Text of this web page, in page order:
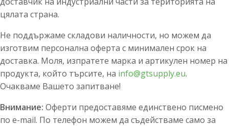
цялата страна.
Не поддържаме складови наличности, но можем да
изготвим персонална оферта с минимален срок на
доставка. Моля, изпратете марка и артикулен номер на
продукта, който търсите, на info@gtsupply.eu.
Очакваме Вашето запитване!
Внимание: Оферти предоставяме единствено писмено
по e-mail. По телефон можем да съдействаме само за